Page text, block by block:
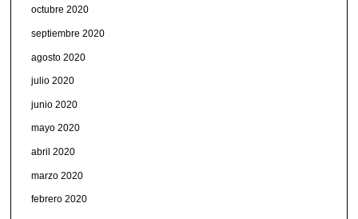
octubre 2020
septiembre 2020
agosto 2020
julio 2020
junio 2020
mayo 2020
abril 2020
marzo 2020
febrero 2020